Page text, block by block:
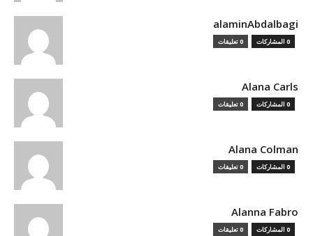
alaminAbdalbagi
0 المشاركات 0 تعليقات
Alana Carls
0 المشاركات 0 تعليقات
Alana Colman
0 المشاركات 0 تعليقات
Alanna Fabro
0 المشاركات 0 تعليقات